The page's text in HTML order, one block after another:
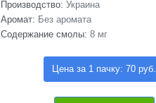
Производство: Украина
Аромат: Без аромата
Содержание смолы: 8 мг
Цена за 1 пачку: 70 руб.